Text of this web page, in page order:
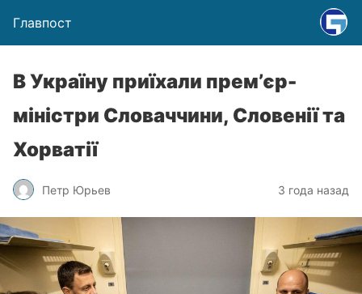
Главпост
В Україну приїхали прем’єр-
міністри Словаччини, Словенії та
Хорватії
Петр Юрьев 3 года назад